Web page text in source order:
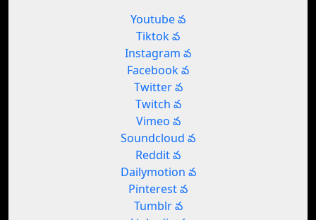
Youtube వ
Tiktok వ
Instagram వ
Facebook వ
Twitter వ
Twitch వ
Vimeo వ
Soundcloud వ
Reddit వ
Dailymotion వ
Pinterest వ
Tumblr వ